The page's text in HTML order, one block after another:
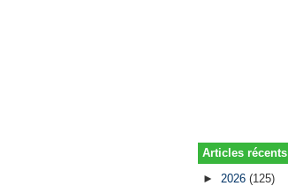
Articles récents
► 2026(125)